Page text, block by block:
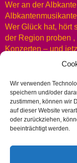
Wir verwenden
speichern und/oder
zustimmen, können wir
auf dieser Website
oder zurückziehen,
beeinträchtigt werden.
Wer an der
Wer Glück hat, hört
der Region proben
Konzerten – und
NACHRICHTEN
ANMELDUNG
KUNSTFORUM
Impressum |